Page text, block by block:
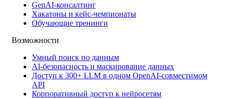
GenAI-консалтинг
Хакатоны и кейс-чемпионаты
Обучающие тренинги
Возможности
Умный поиск по данным
AI-безопасность и маскирование данных
Доступ к 300+ LLM в одном OpenAI-совместимом
API
Корпоративный доступ к нейросетям